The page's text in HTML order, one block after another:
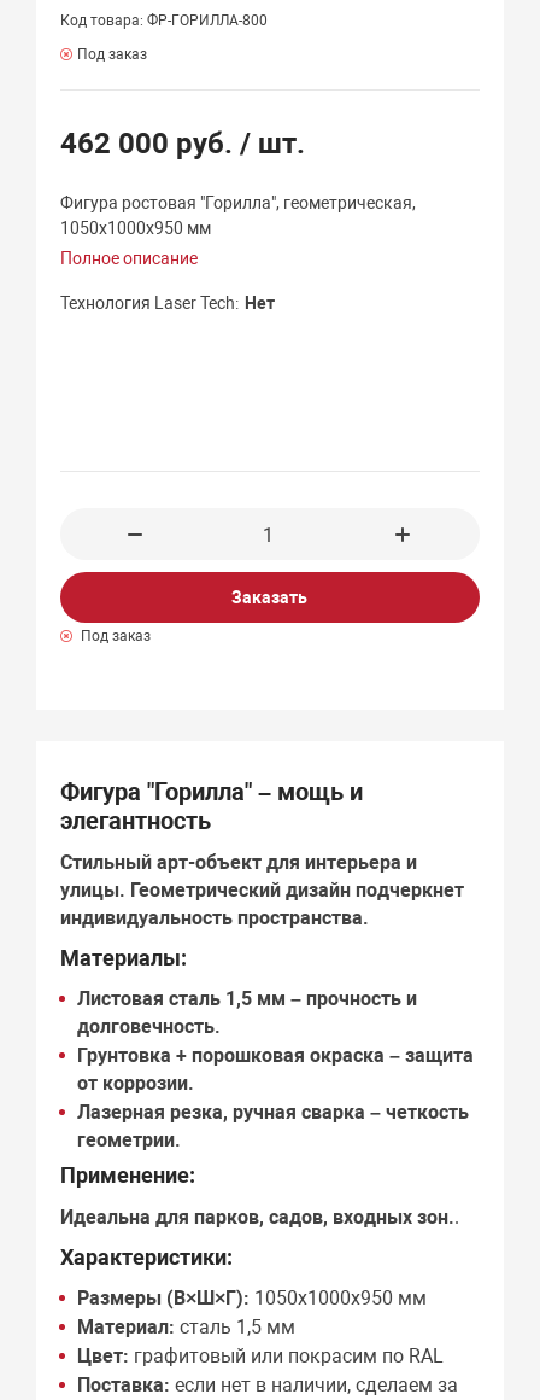
Код товара: ФР-ГОРИЛЛА-800
Под заказ
462 000 руб./ шт.
Фигура ростовая "Горилла", геометрическая,
1050х1000х950 мм
Полное описание
Технология Laser Tech Нет
Заказать
Под заказ
Фигура "Горилла" – мощь и
элегантность
Стильный арт-объект для интерьера и
улицы. Геометрический дизайн подчеркнет
индивидуальность пространства.
Материалы:
Листовая сталь 1,5 мм – прочность и
долговечность.
Грунтовка + порошковая окраска – защита
от коррозии.
Лазерная резка, ручная сварка – четкость
геометрии.
Применение:
Идеальна дляпарков, садов, входных зон..
Характеристики:
Размеры (В×Ш×Г): 1050х1000х950 мм
Материал: сталь 1,5 мм
Цвет: графитовый или покрасим по RAL
Поставка: если нет в наличии, сделаем за